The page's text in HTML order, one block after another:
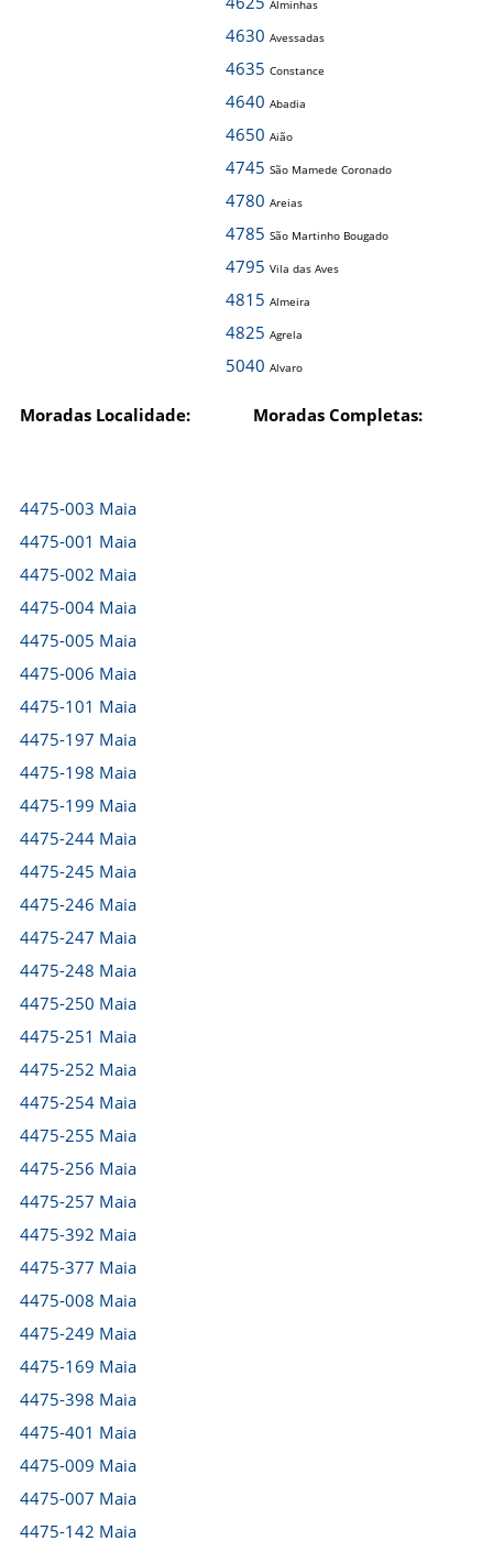
Alminhas
4630 Avessadas
4635 Constance
4640 Abadia
4650 Aião
4745 São Mamede Coronado
4780 Areias
4785 São Martinho Bougado
4795 Vila das Aves
4815 Almeira
4825 Agrela
5040 Alvaro
Moradas Localidade: Moradas Completas:
4475-003 Maia
4475-001 Maia
4475-002 Maia
4475-004 Maia
4475-005 Maia
4475-006 Maia
4475-101 Maia
4475-197 Maia
4475-198 Maia
4475-199 Maia
4475-244 Maia
4475-245 Maia
4475-246 Maia
4475-247 Maia
4475-248 Maia
4475-250 Maia
4475-251 Maia
4475-252 Maia
4475-254 Maia
4475-255 Maia
4475-256 Maia
4475-257 Maia
4475-392 Maia
4475-377 Maia
4475-008 Maia
4475-249 Maia
4475-169 Maia
4475-398 Maia
4475-401 Maia
4475-009 Maia
4475-007 Maia
4475-142 Maia